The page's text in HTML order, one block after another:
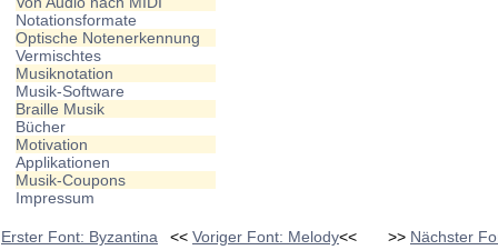
Notationsformate
Optische Notenerkennung
Vermischtes
Musiknotation
Musik-Software
Braille Musik
Bücher
Motivation
Applikationen
Musik-Coupons
Impressum
Erster Font: Byzantina << Voriger Font: Melody<< >> Nächster